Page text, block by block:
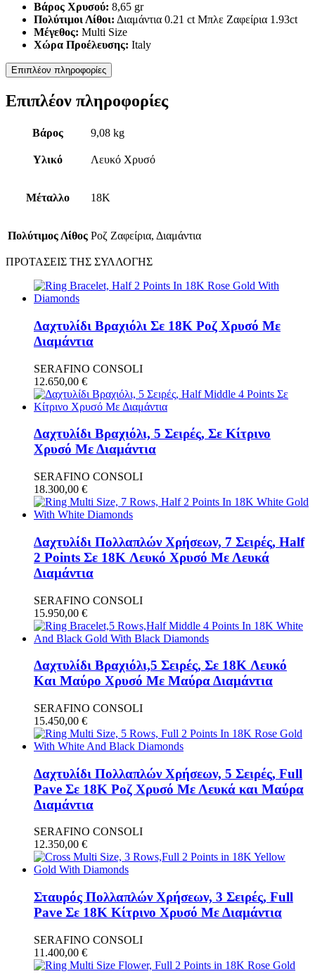
Βάρος Χρυσού: 8,65 gr
Πολύτιμοι Λίθοι: Διαμάντια 0.21 ct Μπλε Ζαφείρια 1.93ct
Μέγεθος: Multi Size
Χώρα Προέλευσης: Italy
Επιπλέον πληροφορίες
Επιπλέον πληροφορίες
Βάρος 9,08 kg
Υλικό Λευκό Χρυσό
Μέταλλο 18K
Πολύτιμος Λίθος Ροζ Ζαφείρια, Διαμάντια
ΠΡΟΤΑΣΕΙΣ ΤΗΣ ΣΥΛΛΟΓΗΣ
Δαχτυλίδι Βραχιόλι Σε 18K Ροζ Χρυσό Με
Διαμάντια
SERAFINO CONSOLI
12.650,00 €
Δαχτυλίδι Βραχιόλι, 5 Σειρές, Σε Κίτρινο
Χρυσό Με Διαμάντια
SERAFINO CONSOLI
18.300,00 €
Δαχτυλίδι Πολλαπλών Χρήσεων, 7 Σειρές, Half
2 Points Σε 18K Λευκό Χρυσό Με Λευκά
Διαμάντια
SERAFINO CONSOLI
15.950,00 €
Δαχτυλίδι Βραχιόλι,5 Σειρές, Σε 18K Λευκό
Και Μαύρο Χρυσό Με Μαύρα Διαμάντια
SERAFINO CONSOLI
15.450,00 €
Δαχτυλίδι Πολλαπλών Χρήσεων, 5 Σειρές, Full
Pave Σε 18K Ροζ Χρυσό Με Λευκά και Μαύρα
Διαμάντια
SERAFINO CONSOLI
12.350,00 €
Σταυρός Πολλαπλών Χρήσεων, 3 Σειρές, Full
Pave Σε 18K Κίτρινο Χρυσό Με Διαμάντια
SERAFINO CONSOLI
11.400,00 €